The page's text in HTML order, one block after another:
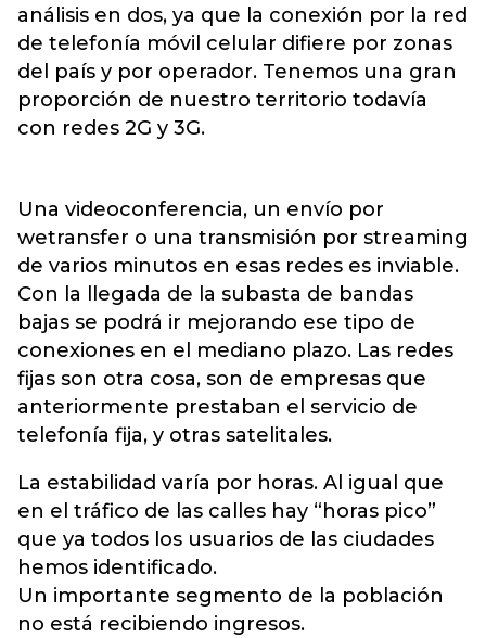
análisis en dos, ya que la conexión por la red
de telefonía móvil celular difiere por zonas
del país y por operador. Tenemos una gran
proporción de nuestro territorio todavía
con redes 2G y 3G.
Una videoconferencia, un envío por
wetransfer o una transmisión por streaming
de varios minutos en esas redes es inviable.
Con la llegada de la subasta de bandas
bajas se podrá ir mejorando ese tipo de
conexiones en el mediano plazo. Las redes
fijas son otra cosa, son de empresas que
anteriormente prestaban el servicio de
telefonía fija, y otras satelitales.
La estabilidad varía por horas. Al igual que
en el tráfico de las calles hay “horas pico”
que ya todos los usuarios de las ciudades
hemos identificado.
Un importante segmento de la población
no está recibiendo ingresos.